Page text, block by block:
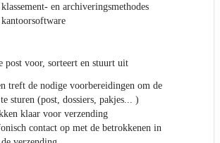
en archiveringsmethodes
post voor, sorteert en stuurt uit
treft de nodige voorbereidingen om de
sturen (post, dossiers, pakjes... )
klaar voor verzending
contact op met de betrokkenen in